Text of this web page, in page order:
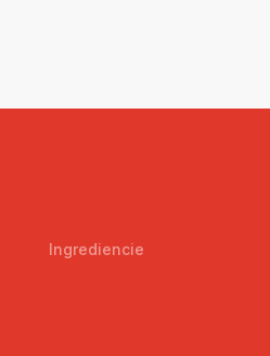
Ingrediencie